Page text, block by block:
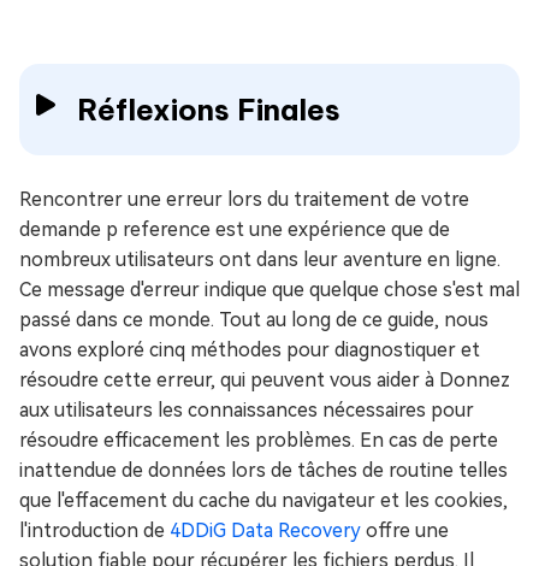
Réflexions Finales
Rencontrer une erreur lors du traitement de votre
demande p reference est une expérience que de
nombreux utilisateurs ont dans leur aventure en ligne.
Ce message d'erreur indique que quelque chose s'est mal
passé dans ce monde. Tout au long de ce guide, nous
avons exploré cinq méthodes pour diagnostiquer et
résoudre cette erreur, qui peuvent vous aider à Donnez
aux utilisateurs les connaissances nécessaires pour
résoudre efficacement les problèmes. En cas de perte
inattendue de données lors de tâches de routine telles
que l'effacement du cache du navigateur et les cookies,
l'introduction de 4DDiG Data Recovery offre une
solution fiable pour récupérer les fichiers perdus. Il